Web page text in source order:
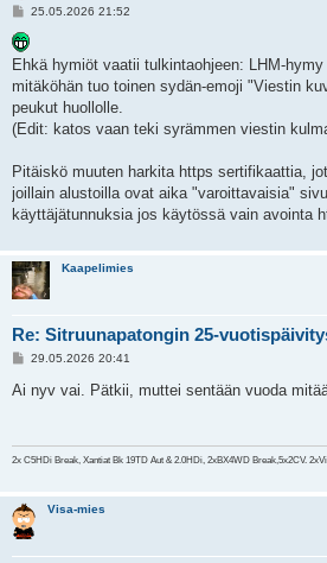
V
e
s
t
i
25.05.2026 21:52
Ehkä hymiöt vaatii tulkintaohjeen: LHM-
mitäköhän tuo toinen sydän-emoji "Viestin
peukut huollolle.
(Edit: katos vaan teki syrämmen viestin
Pitäiskö muuten harkita https sertifikaattia,
joillain alustoilla ovat aika "varoittavaisia"
käyttäjätunnuksia jos käytössä vain avointa
Kaapelimies
Re: Sitruunapatongin 25-
V
e
29.05.2026 20:41
Ai nyv vai. Pätkii, muttei sentään vuoda
2x C5HDi Break, Xantiat Bk 19TD Aut & 2.0HDi, 2xBX4WD Break,5x2CV.
Visa-mies